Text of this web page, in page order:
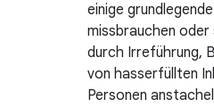
einige
missbrauchen
durch Irreführung,
von hasserfüllten
Personen